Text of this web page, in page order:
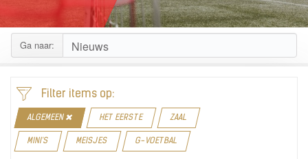
Ga naar:
Filter items op:
ALGEMEEN HET EERSTE ZAAL
MINI'S MEISJES G-VOETBAL